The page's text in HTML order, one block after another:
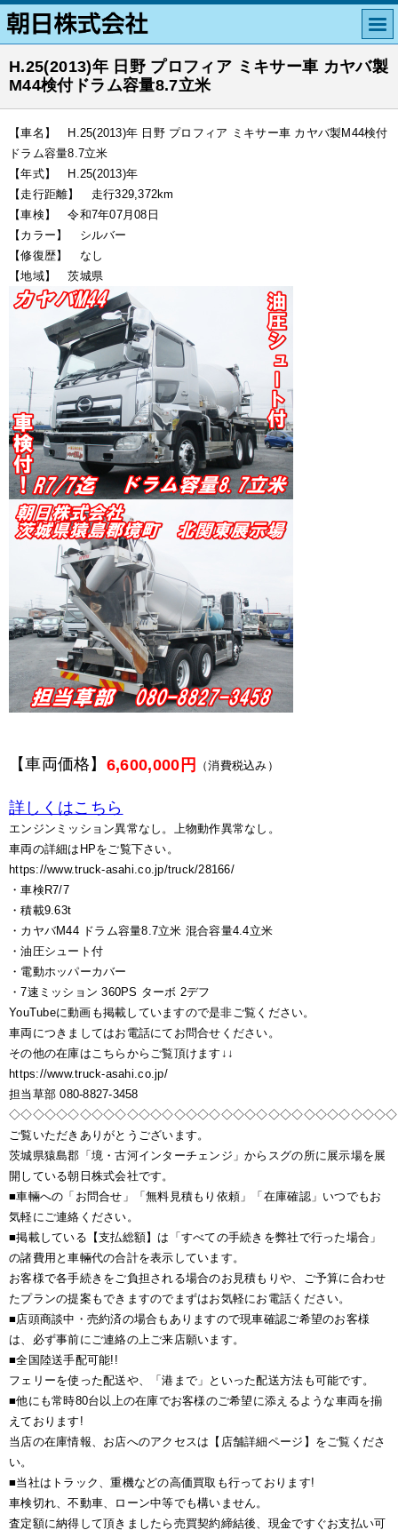
H.25(2013)年 日野 プロフィア ミキサー車 カヤバ製
M44検付ドラム容量8.7立米
【車名】 H.25(2013)年 日野 プロフィア ミキサー車 カヤバ製M44検付
ドラム容量8.7立米
【年式】 H.25(2013)年
【走行距離】 走行329,372km
【車検】 令和7年07月08日
【カラー】 シルバー
【修復歴】 なし
【地域】 茨城県
【車両価格】 6,600,000円 （消費税込み）
詳しくはこちら
エンジンミッション異常なし。上物動作異常なし。
車両の詳細はHPをご覧下さい。
https://www.truck-asahi.co.jp/truck/28166/
・車検R7/7
・積載9.63t
・カヤバM44 ドラム容量8.7立米 混合容量4.4立米
・油圧シュート付
・電動ホッパーカバー
・7速ミッション 360PS ターボ 2デフ
YouTubeに動画も掲載していますので是非ご覧ください。
車両につきましてはお電話にてお問合せください。
その他の在庫はこちらからご覧頂けます↓↓
https://www.truck-asahi.co.jp/
担当草部 080-8827-3458
ご覧いただきありがとうございます。
茨城県猿島郡「境・古河インターチェンジ」からスグの所に展示場を展
開している朝日株式会社です。
■車輛への「お問合せ」「無料見積もり依頼」「在庫確認」いつでもお
気軽にご連絡ください。
■掲載している【支払総額】は「すべての手続きを弊社で行った場合」
の諸費用と車輛代の合計を表示しています。
お客様で各手続きをご負担される場合のお見積もりや、ご予算に合わせ
たプランの提案もできますのでまずはお気軽にお電話ください。
■店頭商談中・売約済の場合もありますので現車確認ご希望のお客様
は、必ず事前にご連絡の上ご来店願います。
■全国陸送手配可能!!
フェリーを使った配送や、「港まで」といった配送方法も可能です。
■他にも常時80台以上の在庫でお客様のご希望に添えるような車両を揃
えております!
当店の在庫情報、お店へのアクセスは【店舗詳細ページ】をご覧くださ
い。
■当社はトラック、重機などの高価買取も行っております!
車検切れ、不動車、ローン中等でも構いません。
査定額に納得して頂きましたら売買契約締結後、現金ですぐお支払い可